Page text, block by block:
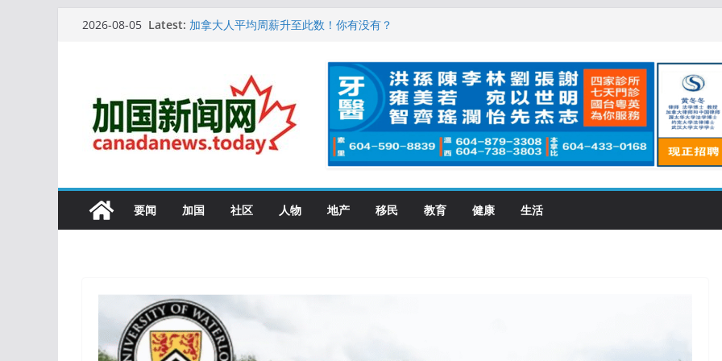
2026-08-05 Latest: 10万人排队入籍加拿大！美占一半，现在申请要等19个月
特鲁多半裸与水果姐海滩激吻! 热恋一年感情持续升温
更多名校恢复SAT 考试，新学年大学申请开跑7个大不同
要闻 加国 社区 人物 地产 移民 教育 健康 生活